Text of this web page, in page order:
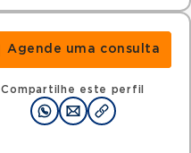
Agende uma consulta
Compartilhe este perfil